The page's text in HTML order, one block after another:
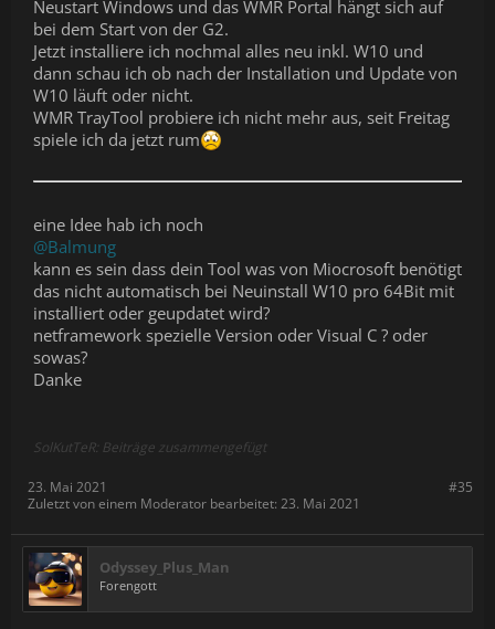
Neustart Windows und das WMR Portal hängt sich auf
bei dem Start von der G2.
Jetzt installiere ich nochmal alles neu inkl. W10 und
dann schau ich ob nach der Installation und Update von
W10 läuft oder nicht.
WMR TrayTool probiere ich nicht mehr aus, seit Freitag
spiele ich da jetzt rum
eine Idee hab ich noch
@Balmung
kann es sein dass dein Tool was von Miocrosoft benötigt
das nicht automatisch bei Neuinstall W10 pro 64Bit mit
installiert oder geupdatet wird?
netframework spezielle Version oder Visual C ? oder
sowas?
Danke
SolKutTeR: Beiträge zusammengefügt
#35
23. Mai 2021
Zuletzt von einem Moderator bearbeitet: 23. Mai 2021
Odyssey_Plus_Man
Forengott